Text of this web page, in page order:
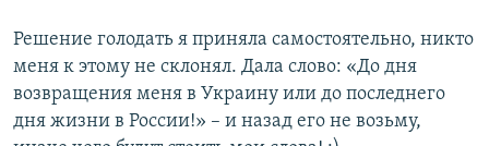
Решение голодать я приняла самостоятельно, никто
меня к этому не склонял. Дала слово: «До дня
возвращения меня в Украину или до последнего
дня жизни в России!» – и назад его не возьму,